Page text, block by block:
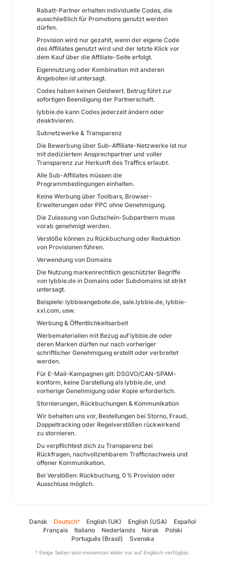
Rabatt-Partner erhalten individuelle Codes, die
ausschließlich für Promotions genutzt werden
dürfen.
Provision wird nur gezahlt, wenn der eigene Code
des Affiliates genutzt wird und der letzte Klick vor
dem Kauf über die Affiliate-Seite erfolgt.
Eigennutzung oder Kombination mit anderen
Angeboten ist untersagt.
Codes haben keinen Geldwert. Betrug führt zur
sofortigen Beendigung der Partnerschaft.
lybbie.de kann Codes jederzeit ändern oder
deaktivieren.
Subnetzwerke & Transparenz
Die Bewerbung über Sub-Affiliate-Netzwerke ist nur
mit dediziertem Ansprechpartner und voller
Transparenz zur Herkunft des Traffics erlaubt.
Alle Sub-Affiliates müssen die
Programmbedingungen einhalten.
Keine Werbung über Toolbars, Browser-
Erweiterungen oder PPC ohne Genehmigung.
Die Zulassung von Gutschein-Subpartnern muss
vorab genehmigt werden.
Verstöße können zu Rückbuchung oder Reduktion
von Provisionen führen.
Verwendung von Domains
Die Nutzung markenrechtlich geschützter Begriffe
von lybbie.de in Domains oder Subdomains ist strikt
untersagt.
Beispiele: lybbieangebote.de, sale.lybbie.de, lybbie-
xxl.com, usw.
Werbung & Öffentlichkeitsarbeit
Werbematerialien mit Bezug auf lybbie.de oder
deren Marken dürfen nur nach vorheriger
schriftlicher Genehmigung erstellt oder verbreitet
werden.
Für E-Mail-Kampagnen gilt: DSGVO/CAN-SPAM-
konform, keine Darstellung als lybbie.de, und
vorherige Genehmigung oder Kopie erforderlich.
Stornierungen, Rückbuchungen & Kommunikation
Wir behalten uns vor, Bestellungen bei Storno, Fraud,
Doppeltracking oder Regelverstößen rückwirkend
zu stornieren.
Du verpflichtest dich zu Transparenz bei
Rückfragen, nachvollziehbarem Trafficnachweis und
offener Kommunikation.
Bei Verstößen: Rückbuchung, 0 % Provision oder
Ausschluss möglich.
Dansk Deutsch* English (UK) English (USA)
Español
Français
Italiano Nederlands Norsk
Polski
Português (Brasil)
Svenska
* Einige Seiten sind momentan leider nur auf Englisch verfügbar.